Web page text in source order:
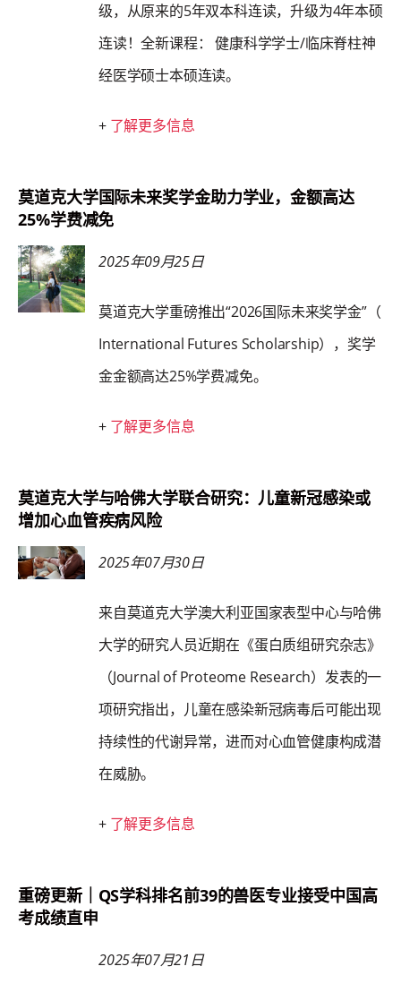
级，从原来的5年双本科连读，升级为4年本硕
连读！全新课程： 健康科学学士/临床脊柱神
经医学硕士本硕连读。
+ 了解更多信息
莫道克大学国际未来奖学金助力学业，金额高达
25%学费减免
2025年09月25日
莫道克大学重磅推出“2026国际未来奖学金”（
International Futures Scholarship），奖学
金金额高达25%学费减免。
+ 了解更多信息
莫道克大学与哈佛大学联合研究：儿童新冠感染或
增加心血管疾病风险
2025年07月30日
来自莫道克大学澳大利亚国家表型中心与哈佛
大学的研究人员近期在《蛋白质组研究杂志》
（Journal of Proteome Research）发表的一
项研究指出，儿童在感染新冠病毒后可能出现
持续性的代谢异常，进而对心血管健康构成潜
在威胁。
+ 了解更多信息
重磅更新｜QS学科排名前39的兽医专业接受中国高
考成绩直申
2025年07月21日